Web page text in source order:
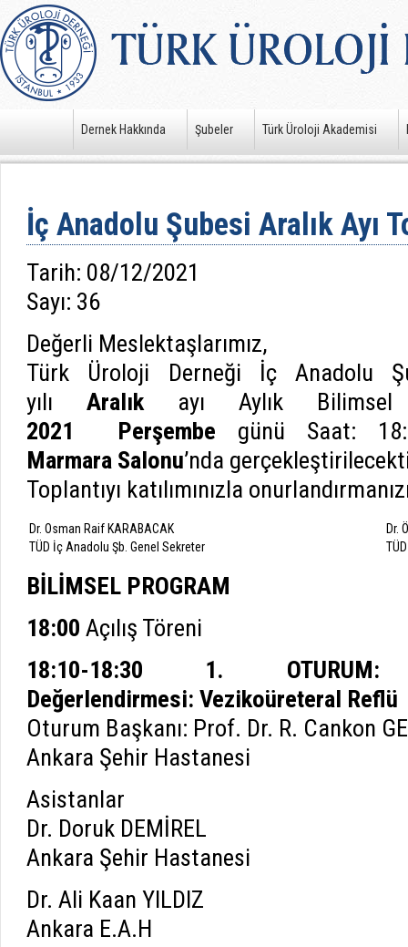
Dernek Hakkında Şubeler Türk Üroloji Akademisi
İç Anadolu Şubesi Aralık Ayı
Tarih: 08/12/2021
Sayı: 36
Değerli Meslektaşlarımız,
Türk Üroloji Derneği İç Anadolu
yılı Aralık ayı Aylık Bilimsel
2021 Perşembe günü Saat:
Marmara Salonu’nda
Toplantıyı katılımınızla
Dr. Osman Raif KARABACAK
TÜD İç Anadolu Şb. Genel Sekreter
Dr.
BİLİMSEL PROGRAM
18:00 Açılış Töreni
18:10-18:30
1.
Değerlendirmesi: Vezikoüreteral Reflü
Oturum Başkanı: Prof. Dr. R. Cankon
Ankara Şehir Hastanesi
Asistanlar
Dr. Doruk DEMİREL
Ankara Şehir Hastanesi
Dr. Ali Kaan YILDIZ
Ankara E.A.H